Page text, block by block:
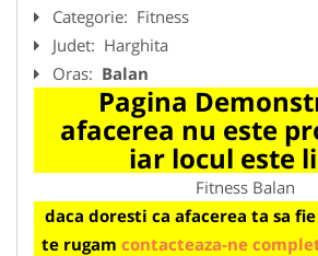
Categorie: Fitness
Judet: Harghita
Oras: Balan
Pagina
afacerea nu este
iar locul este
Fitness Balan
daca doresti ca afacerea ta sa
te rugam contacteaza-ne